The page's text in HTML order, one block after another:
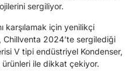
sergiliyor.
karşılamak için yenilikçi
Chillventa 2024’te sergilediği
V tipi endüstriyel Kondenser,
ile dikkat çekiyor.